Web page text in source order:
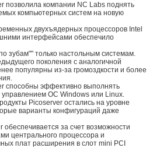
позволила компании NC Labs поднять
компьютерных систем на новую
двухъядерных процессоров Intel
интерфейсами обеспечило
зубам"" только настольным системам.
поколения с аналогичной
популярны из-за громоздкости и более
способны эффективно выполнять
ОС Windows или Linux.
Picoserver остались на уровне
варианты конфигураций даже
за счет возможности
центрального процессора и
плат расширения в слот mini PCI